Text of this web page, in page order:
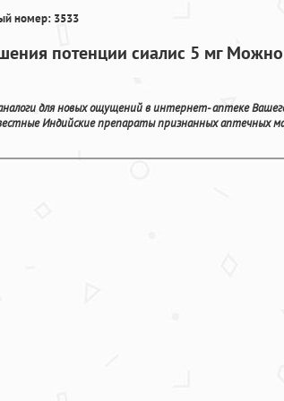
номер: 3533
потенции сиалис 5 мг
для новых ощущений в интернет- аптеке
Индийские препараты признанных аптечных